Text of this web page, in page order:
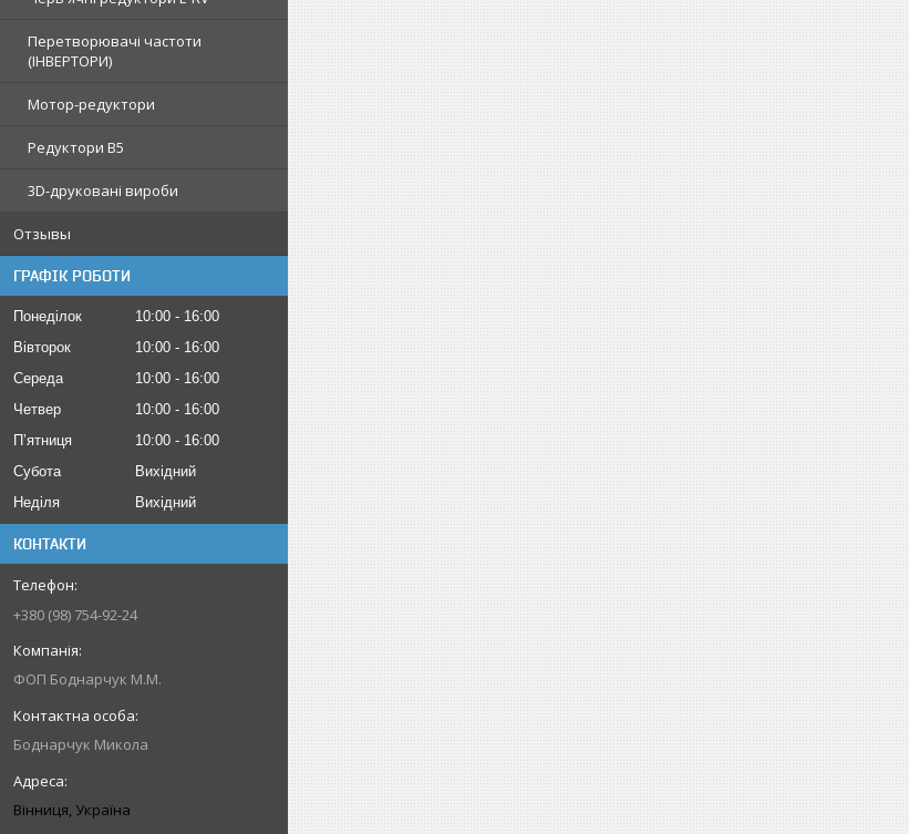
Перетворювачі частоти
(ІНВЕРТОРИ)
Мотор-редуктори
Редуктори B5
3D-друковані вироби
Отзывы
ГРАФІК РОБОТИ
Понеділок 10:00
16:00
Вівторок
10:00
16:00
Середа
10:00
16:00
Четвер
10:00
16:00
Пʼятниця
10:00
16:00
Субота
Вихідний
Неділя
Вихідний
КОНТАКТИ
+380 (98) 754-92-24
ФОП Боднарчук М.М.
Боднарчук Микола
Вінниця, Україна